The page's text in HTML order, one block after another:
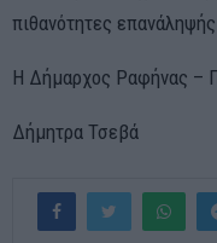
πιθανότητες
Η Δήμαρχος Ραφήνας –
Δήμητρα Τσεβά